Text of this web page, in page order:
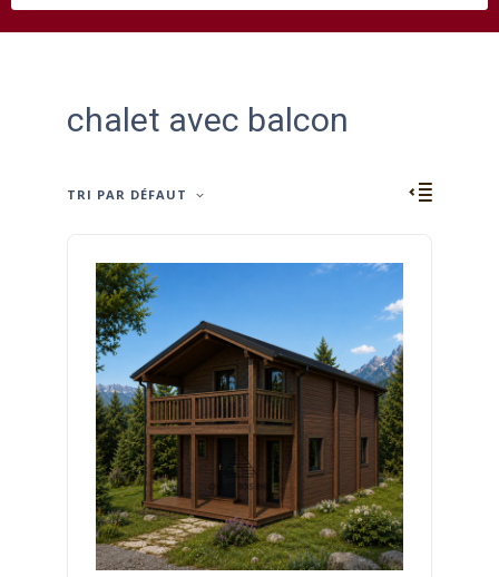
chalet avec balcon
TRI PAR DÉFAUT